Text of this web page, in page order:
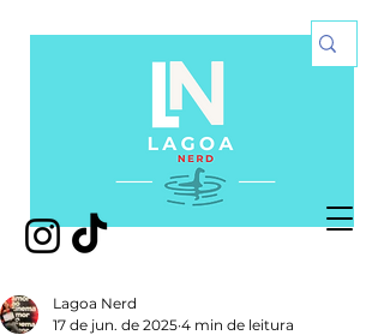
Lagoa Nerd
17 de jun. de 2025 4 min de leitura